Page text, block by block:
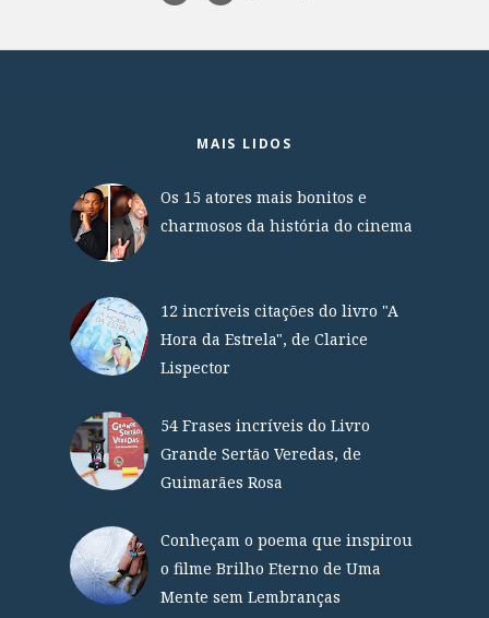
MAIS LIDOS
Os 15 atores mais bonitos e
charmosos da história do cinema
12 incríveis citações do livro "A
Hora da Estrela", de Clarice
Lispector
54 Frases incríveis do Livro
Grande Sertão Veredas, de
Guimarães Rosa
Conheçam o poema que inspirou
o filme Brilho Eterno de Uma
Mente sem Lembranças